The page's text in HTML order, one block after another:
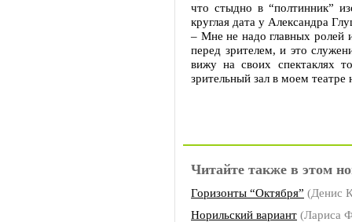
что стыдно в “полтинник”
круглая дата у Александра
– Мне не надо главных ролей
перед зрителем, и это
вижу на своих спектаклях
зрительный зал в моем
Читайте также в этом
Горизонты “Октября” (Денис
Норильский вариант